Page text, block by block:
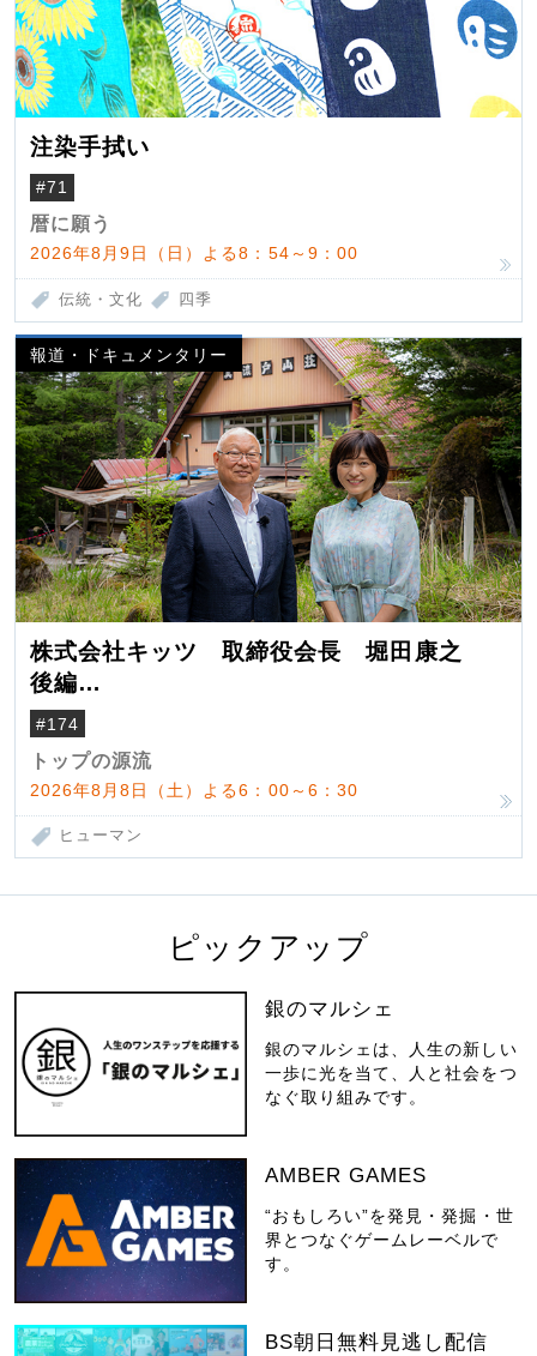
注染手拭い
#71
暦に願う
2026年8月9日（日）よる8：54～9：00
伝統・文化 四季
報道・ドキュメンタリー
株式会社キッツ 取締役会長 堀田康之
後編
米国駐在でも浮かんだ八ヶ岳 山小屋を営
んだ父母
#174
トップの源流
2026年8月8日（土）よる6：00～6：30
ヒューマン
ピックアップ
銀のマルシェ
銀のマルシェは、人生の新しい
一歩に光を当て、人と社会をつ
なぐ取り組みです。
AMBER GAMES
“おもしろい”を発見・発掘・世
界とつなぐゲームレーベルで
す。
BS朝日無料見逃し配信